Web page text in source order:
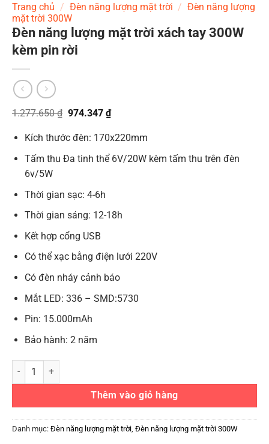
Trang chủ / Đèn năng lượng mặt trời / Đèn năng lượng
mặt trời 300W
Đèn năng lượng mặt trời xách tay 300W
kèm pin rời
1.277.650₫ Giá
là:
1.277.650 ₫.
974.347 ₫Giá
hiện
tại
là:
Kích thước đèn: 170x220mm
Tấm thu Đa tinh thể 6V/20W kèm tấm thu trên đèn
6v/5W
Thời gian sạc: 4-6h
Thời gian sáng: 12-18h
Kết hợp cổng USB
Có thể xạc bằng điện lưới 220V
Có đèn nháy cảnh báo
Mắt LED: 336 – SMD:5730
Pin: 15.000mAh
Bảo hành: 2 năm
Đèn năng lượng mặt trời xách tay 300W kèm pin rời số lượng
Thêm vào giỏ hàng
Danh mục: Đèn năng lượng mặt trời, Đèn năng lượng mặt trời 300W